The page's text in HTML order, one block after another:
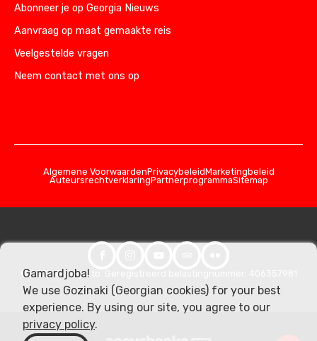
Abonneer je op Georgia Nieuws
Aanvraag op maat gemaakte reis
Veelgestelde vragen
Neem contact met ons op
Algemene VoorwaardenPrivacybeleidMarketingbeleid
AuteursrechtverklaringPartnerprogrammaSitemap
© 2026 Georgia.to. Geregistreerd belastingnummer: 406357981
Gamardjoba!
We use Gozinaki (Georgian cookies) for your best
experience. By using our site, you agree to our
privacy policy.